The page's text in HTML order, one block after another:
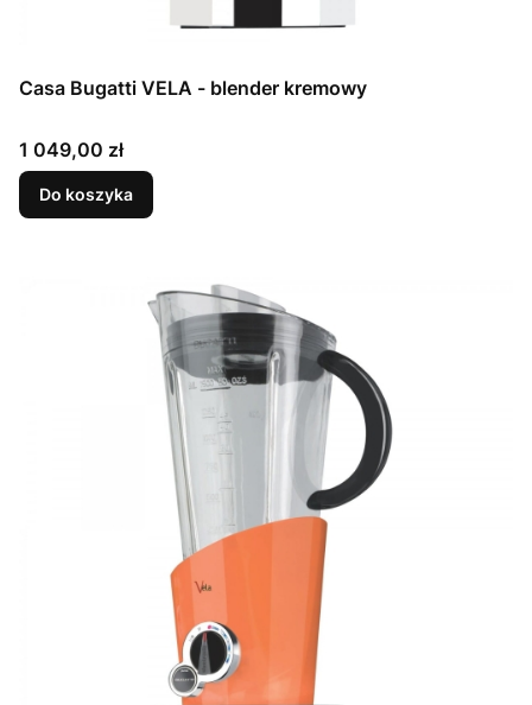
Casa Bugatti VELA - blender kremowy
Cena
1 049,00 zł
Do koszyka